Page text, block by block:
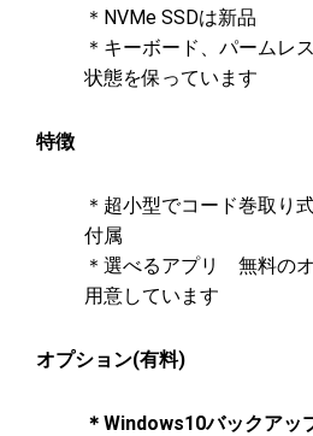
＊NVMe SSDは新品
＊キーボード、パームレ
状態を保っています
特徴
＊超小型でコード巻取り
付属
＊選べるアプリ 無料の
用意しています
オプション(有料)
＊Windows10バックアッ